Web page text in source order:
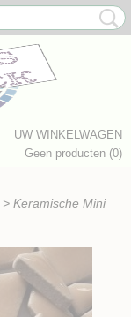
UW WINKELWAGEN
Geen producten (0)
> Keramische Mini